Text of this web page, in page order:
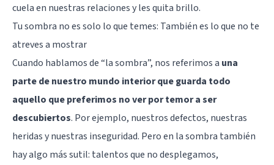
cuela en nuestras relaciones y les quita brillo.
Tu sombra no es solo lo que temes: También es lo que no te
atreves a mostrar
Cuando hablamos de “la sombra”, nos referimos a una
parte de nuestro mundo interior que guarda todo
aquello que preferimos no ver por temor a ser
descubiertos. Por ejemplo, nuestros defectos, nuestras
heridas y nuestras inseguridad. Pero en la sombra también
hay algo más sutil: talentos que no desplegamos,